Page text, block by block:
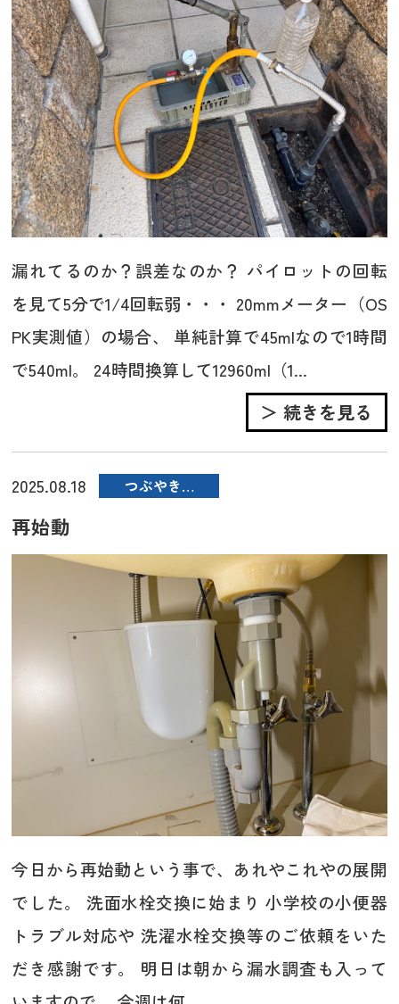
漏れてるのか？誤差なのか？ パイロットの回転
を見て5分で1/4回転弱・・・ 20mmメーター（OS
PK実測値）の場合、 単純計算で45mlなので1時間
で540ml。 24時間換算して12960ml（1...
＞ 続きを見る
2025.08.18 つぶやき…
再始動
今日から再始動という事で、あれやこれやの展開
でした。 洗面水栓交換に始まり 小学校の小便器
トラブル対応や 洗濯水栓交換等のご依頼をいた
だき感謝です。 明日は朝から漏水調査も入って